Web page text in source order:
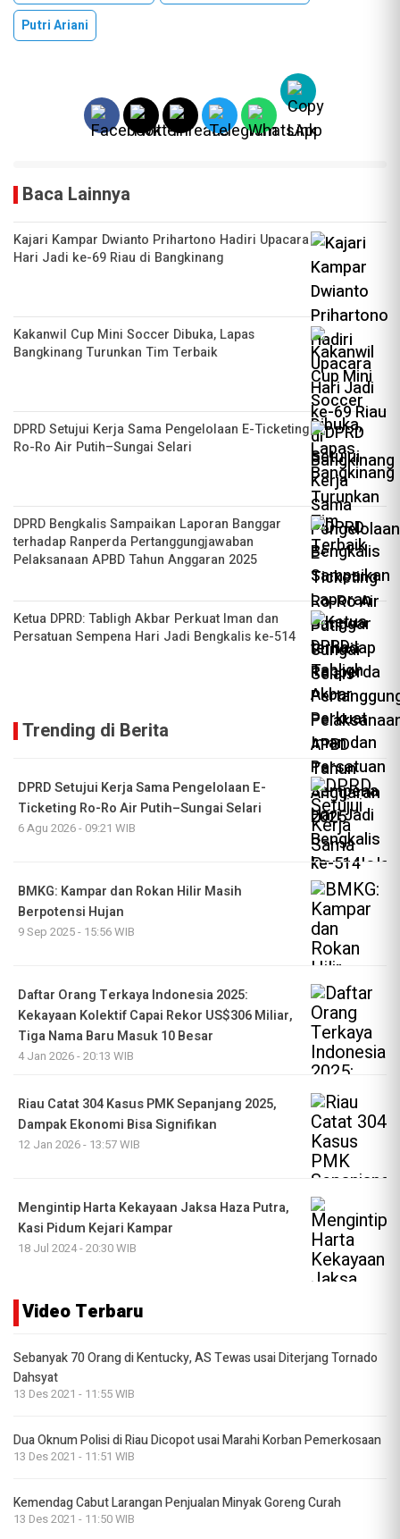
Putri Ariani
Baca Lainnya
Kajari Kampar Dwianto Prihartono Hadiri Upacara
Hari Jadi ke-69 Riau di Bangkinang
Kakanwil Cup Mini Soccer Dibuka, Lapas
Bangkinang Turunkan Tim Terbaik
DPRD Setujui Kerja Sama Pengelolaan E-Ticketing
Ro-Ro Air Putih–Sungai Selari
DPRD Bengkalis Sampaikan Laporan Banggar
terhadap Ranperda Pertanggungjawaban
Pelaksanaan APBD Tahun Anggaran 2025
Ketua DPRD: Tabligh Akbar Perkuat Iman dan
Persatuan Sempena Hari Jadi Bengkalis ke-514
Trending di Berita
DPRD Setujui Kerja Sama Pengelolaan E-
Ticketing Ro-Ro Air Putih–Sungai Selari
6 Agu 2026 - 09:21 WIB
BMKG: Kampar dan Rokan Hilir Masih
Berpotensi Hujan
9 Sep 2025 - 15:56 WIB
Daftar Orang Terkaya Indonesia 2025:
Kekayaan Kolektif Capai Rekor US$306 Miliar,
Tiga Nama Baru Masuk 10 Besar
4 Jan 2026 - 20:13 WIB
Riau Catat 304 Kasus PMK Sepanjang 2025,
Dampak Ekonomi Bisa Signifikan
12 Jan 2026 - 13:57 WIB
Mengintip Harta Kekayaan Jaksa Haza Putra,
Kasi Pidum Kejari Kampar
18 Jul 2024 - 20:30 WIB
Video Terbaru
Sebanyak 70 Orang di Kentucky, AS Tewas usai Diterjang Tornado
Dahsyat
13 Des 2021 - 11:55 WIB
Dua Oknum Polisi di Riau Dicopot usai Marahi Korban Pemerkosaan
13 Des 2021 - 11:51 WIB
Kemendag Cabut Larangan Penjualan Minyak Goreng Curah
13 Des 2021 - 11:50 WIB